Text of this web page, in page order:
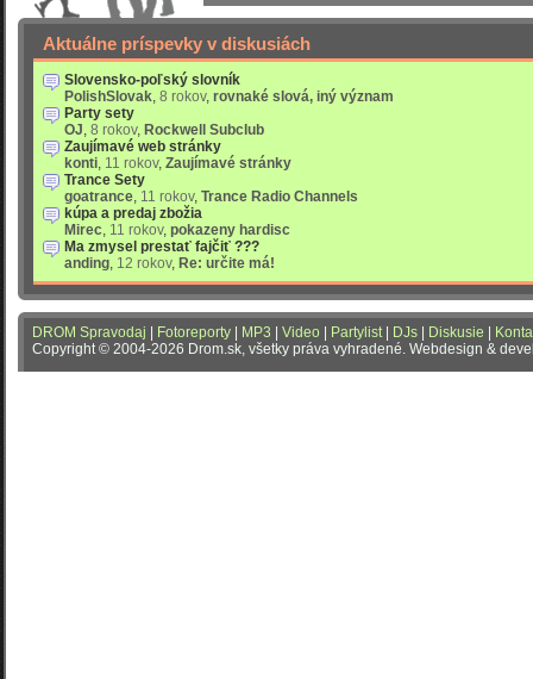
Aktuálne príspevky v diskusiách
Slovensko-poľský slovník
PolishSlovak, 8 rokov, rovnaké slová, iný význam
Party sety
OJ, 8 rokov, Rockwell Subclub
Zaujímavé web stránky
konti, 11 rokov, Zaujímavé stránky
Trance Sety
goatrance, 11 rokov, Trance Radio Channels
kúpa a predaj zbožia
Mirec, 11 rokov, pokazeny hardisc
Ma zmysel prestať fajčiť ???
anding, 12 rokov, Re: určite má!
DROM Spravodaj Fotoreporty MP3 Video Partylist| DJs Diskusie
Copyright © 2004-2026 Drom.sk, všetky práva vyhradené. Webdesign &